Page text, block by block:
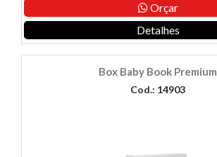
Orçar
Detalhes
Box Baby Book Premium
Cod.: 14903